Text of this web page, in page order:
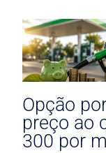
Opção
preço ao
300 por